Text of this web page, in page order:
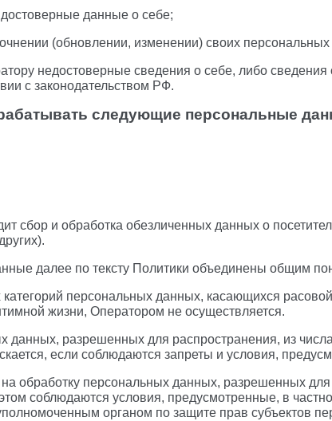
данные о себе;
(обновлении, изменении) своих
недостоверные сведения о себе, либо сведения
с законодательством РФ.
следующие персональные
сбор и обработка обезличенных данных о
далее по тексту Политики объединены общим
персональных данных, касающихся
жизни, Оператором не осуществляется.
данных, разрешенных для распространения, из
если соблюдаются запреты и условия,
обработку персональных данных, разрешенных
соблюдаются условия, предусмотренные, в
органом по защите прав субъектов